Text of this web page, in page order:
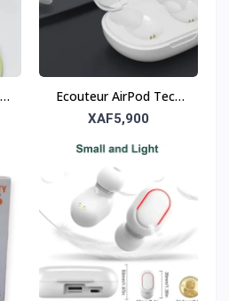
Ecouteur AirPod Tech
Galaxy
XAF5,900